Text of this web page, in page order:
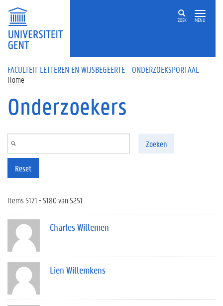
Overslaan en naar de inhoud gaan
ZOEK MENU
FACULTEIT LETTEREN EN WIJSBEGEERTE - ONDERZOEKSPORTAAL
Home
Onderzoekers
Zoeken
Reset
Items 5171 - 5180 van 5251
Charles Willemen
Lien Willemkens